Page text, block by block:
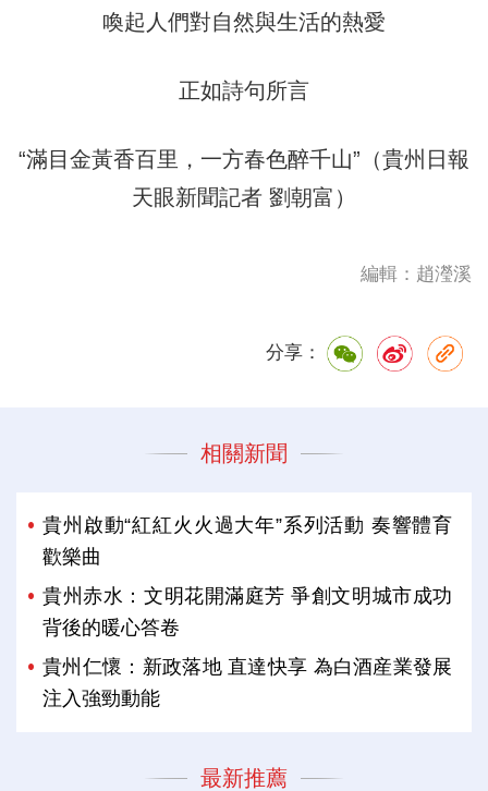
喚起人們對自然與生活的熱愛
正如詩句所言
“滿目金黃香百里，一方春色醉千山”（貴州日報
天眼新聞記者 劉朝富）
編輯：趙瀅溪
分享：
相關新聞
貴州啟動“紅紅火火過大年”系列活動 奏響體育
歡樂曲
貴州赤水：文明花開滿庭芳 爭創文明城市成功
背後的暖心答卷
貴州仁懷：新政落地 直達快享 為白酒産業發展
注入強勁動能
最新推薦